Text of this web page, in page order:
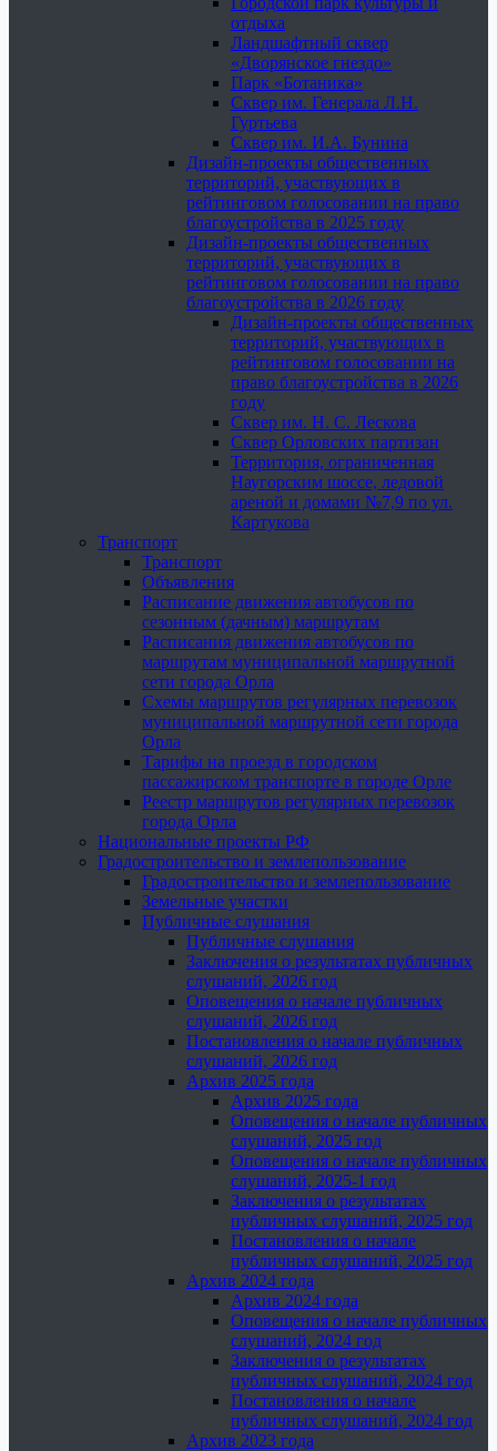
отдыха
Ландшафтный сквер
«Дворянское гнездо»
Парк «Ботаника»
Сквер им. Генерала Л.Н.
Гуртьева
Сквер им. И.А. Бунина
Дизайн-проекты общественных
территорий, участвующих в
рейтинговом голосовании на право
благоустройства в 2025 году
Дизайн-проекты общественных
территорий, участвующих в
рейтинговом голосовании на право
благоустройства в 2026 году
Дизайн-проекты общественных
территорий, участвующих в
рейтинговом голосовании на
право благоустройства в 2026
году
Сквер им. Н. С. Лескова
Сквер Орловских партизан
Территория, ограниченная
Наугорским шоссе, ледовой
ареной и домами №7,9 по ул.
Картукова
Транспорт
Транспорт
Объявления
Расписание движения автобусов по
сезонным (дачным) маршрутам
Расписания движения автобусов по
маршрутам муниципальной маршрутной
сети города Орла
Схемы маршрутов регулярных перевозок
муниципальной маршрутной сети города
Орла
Тарифы на проезд в городском
пассажирском транспорте в городе Орле
Реестр маршрутов регулярных перевозок
города Орла
Национальные проекты РФ
Градостроительство и землепользование
Градостроительство и землепользование
Земельные участки
Публичные слушания
Публичные слушания
Заключения о результатах публичных
слушаний, 2026 год
Оповещения о начале публичных
слушаний, 2026 год
Постановления о начале публичных
слушаний, 2026 год
Архив 2025 года
Архив 2025 года
Оповещения о начале публичных
слушаний, 2025 год
Оповещения о начале публичных
слушаний, 2025-1 год
Заключения о результатах
публичных слушаний, 2025 год
Постановления о начале
публичных слушаний, 2025 год
Архив 2024 года
Архив 2024 года
Оповещения о начале публичных
слушаний, 2024 год
Заключения о результатах
публичных слушаний, 2024 год
Постановления о начале
публичных слушаний, 2024 год
Архив 2023 года